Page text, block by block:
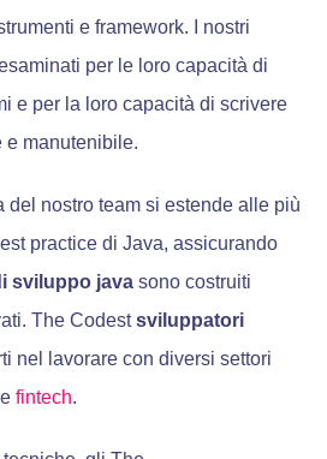
e framework. I nostri
per le loro capacità di
e per la loro capacità di scrivere
e manutenibile.
del nostro team si estende alle più
practice di Java, assicurando
sviluppo java sono costruiti
The Codestsviluppatori
nel lavorare con diversi settori
fintech.